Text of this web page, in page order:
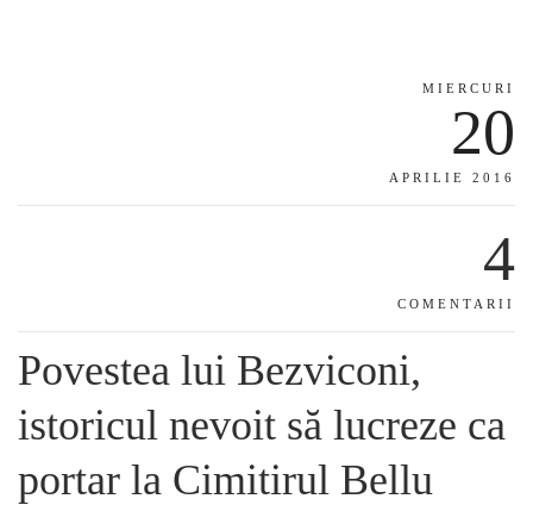
MIERCURI
20
APRILIE 2016
4
COMENTARII
Povestea lui Bezviconi,
istoricul nevoit să lucreze ca
portar la Cimitirul Bellu